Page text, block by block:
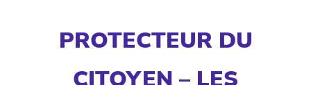
PROTECTEUR DU